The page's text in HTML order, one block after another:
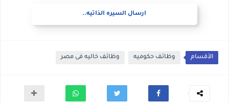
ارسال السيره الذاتيه..
الأقسام وظائف حكوميه وظائف خاليه فى مصر